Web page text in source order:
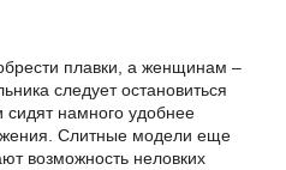
плавки, а женщинам –
следует остановиться
намного удобнее
Слитные модели еще
возможность неловких